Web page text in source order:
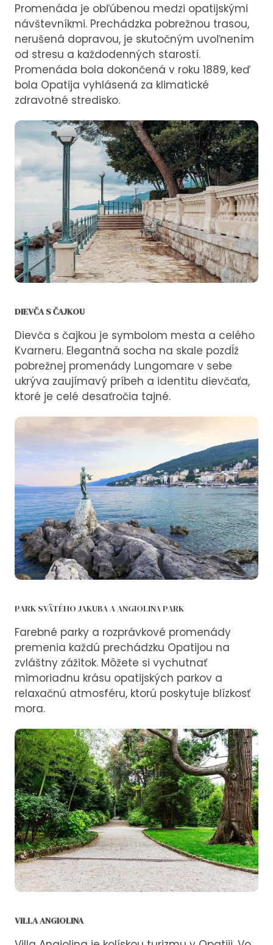
Promenáda je obľúbenou medzi opatijskými
návštevníkmi. Prechádzka pobrežnou trasou,
nerušená dopravou, je skutočným uvoľnením
od stresu a každodenných starostí.
Promenáda bola dokončená v roku 1889, keď
bola Opatija vyhlásená za klimatické
zdravotné stredisko.
DIEVČA S ČAJKOU
Dievča s čajkou je symbolom mesta a celého
Kvarneru. Elegantná socha na skale pozdĺž
pobrežnej promenády Lungomare v sebe
ukrýva zaujímavý príbeh a identitu dievčaťa,
ktoré je celé desaťročia tajné.
PARK SVÄTÉHO JAKUBA A ANGIOLINA PARK
Farebné parky a rozprávkové promenády
premenia každú prechádzku Opatijou na
zvláštny zážitok. Môžete si vychutnať
mimoriadnu krásu opatijských parkov a
relaxačnú atmosféru, ktorú poskytuje blízkosť
mora.
VILLA ANGIOLINA